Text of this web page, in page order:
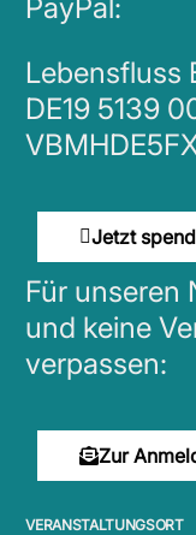
PayPal:
Lebensfluss
DE19 5139
Jetzt
Für unseren
und keine
verpassen:
Zur
VERANSTALTUNGSORT